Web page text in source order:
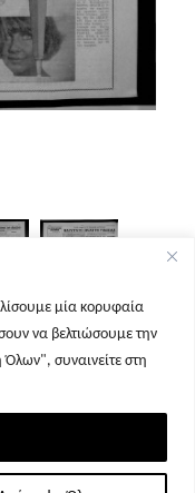
μία κορυφαία
να βελτιώσουμε την
Όλων", συναινείτε στη
3 Σελίδα 4